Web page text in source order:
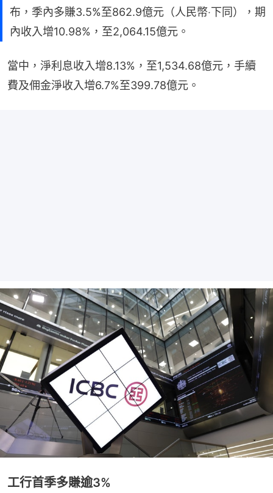
布，季內多賺3.5%至862.9億元（人民幣‧下同），期
內收入增10.98%，至2,064.15億元。
當中，淨利息收入增8.13%，至1,534.68億元，手續
費及佣金淨收入增6.7%至399.78億元。
工行首季多賺逾3%